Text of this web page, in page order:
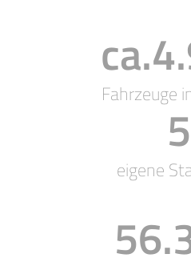
ca.
Fahrzeuge
5
eigene